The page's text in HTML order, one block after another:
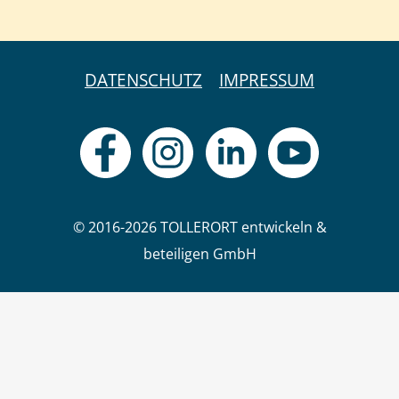
DATENSCHUTZ IMPRESSUM
© 2016-2026 TOLLERORT entwickeln &
beteiligen GmbH